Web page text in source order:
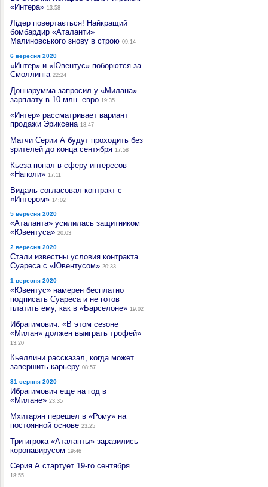
«Интера» 13:58
Лідер повертається! Найкращий
бомбардир «Аталанти»
Малиновського знову в строю 09:14
6 вересня 2020
«Интер» и «Ювентус» поборются за
Смоллинга 22:24
Доннарумма запросил у «Милана»
зарплату в 10 млн. евро 19:35
«Интер» рассматривает вариант
продажи Эриксена 18:47
Матчи Серии А будут проходить без
зрителей до конца сентября 17:58
Кьеза попал в сферу интересов
«Наполи» 17:11
Видаль согласовал контракт с
«Интером» 14:02
5 вересня 2020
«Аталанта» усилилась защитником
«Ювентуса» 20:03
2 вересня 2020
Стали известны условия контракта
Суареса с «Ювентусом» 20:33
1 вересня 2020
«Ювентус» намерен бесплатно
подписать Суареса и не готов
платить ему, как в «Барселоне» 19:02
Ибрагимович: «В этом сезоне
«Милан» должен выиграть трофей»
13:20
Кьеллини рассказал, когда может
завершить карьеру 08:57
31 серпня 2020
Ибрагимович еще на год в
«Милане» 23:35
Мхитарян перешел в «Рому» на
постоянной основе 23:25
Три игрока «Аталанты» заразились
коронавирусом 19:46
Серия А стартует 19-го сентября
18:55